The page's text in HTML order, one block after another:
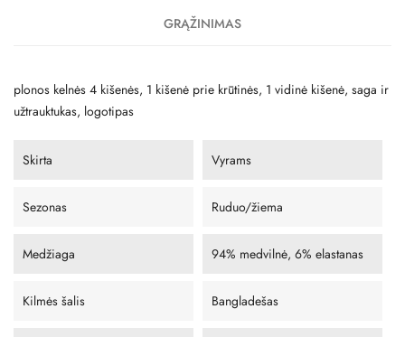
GRĄŽINIMAS
plonos kelnės 4 kišenės, 1 kišenė prie krūtinės, 1 vidinė kišenė, saga ir
užtrauktukas, logotipas
Skirta Vyrams
Sezonas Ruduo/žiema
Medžiaga 94% medvilnė, 6% elastanas
Kilmės šalis Bangladešas